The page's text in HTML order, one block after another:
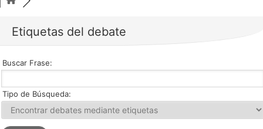
Etiquetas del debate
Buscar Frase:
Tipo de Búsqueda: